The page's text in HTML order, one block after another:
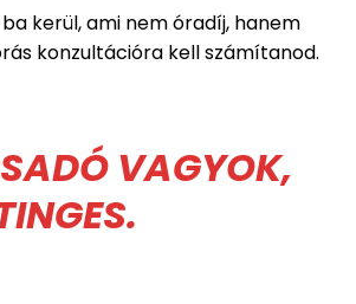
kerül, ami nem óradíj, hanem
konzultációra kell számítanod.
VAGYOK,